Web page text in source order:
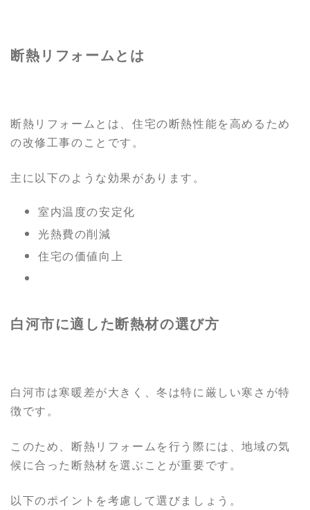
断熱リフォームとは
断熱リフォームとは、住宅の断熱性能を高めるため
の改修工事のことです。
主に以下のような効果があります。
室内温度の安定化
光熱費の削減
住宅の価値向上
白河市に適した断熱材の選び方
白河市は寒暖差が大きく、冬は特に厳しい寒さが特
徴です。
このため、断熱リフォームを行う際には、地域の気
候に合った断熱材を選ぶことが重要です。
以下のポイントを考慮して選びましょう。